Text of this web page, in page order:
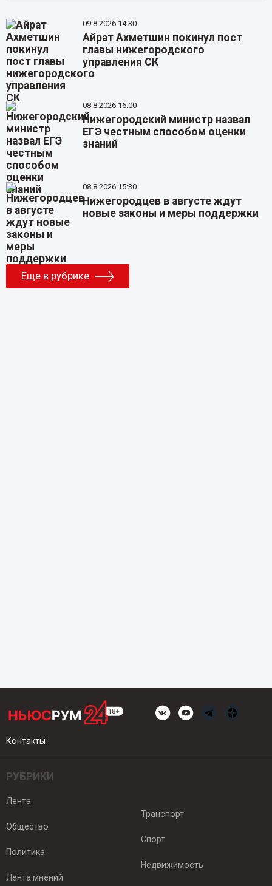
09.8.2026 14:30
Айрат Ахметшин покинул пост
главы нижегородского
управления СК
08.8.2026 16:00
Нижегородский министр назвал
ЕГЭ честным способом оценки
знаний
08.8.2026 15:30
Нижегородцев в августе ждут
новые законы и меры поддержки
Еще в рубрике
Контакты
РУБРИКИ
Лента
Общество
Политика
Лента мнений
Транспорт
Спорт
Недвижимость